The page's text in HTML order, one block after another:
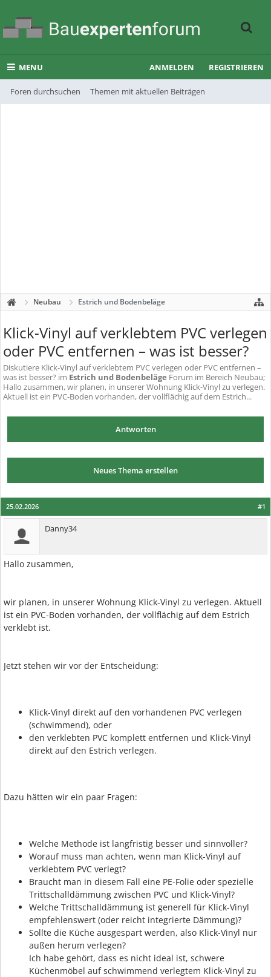
MENU
Foren durchsuchen Themen mit aktuellen Beiträgen
ANMELDEN REGISTRIEREN
Neubau Estrich und Bodenbeläge
Klick-Vinyl auf verklebtem PVC verlegen
oder PVC entfernen – was ist besser?
Diskutiere Klick-Vinyl auf verklebtem PVC verlegen oder PVC entfernen –
was ist besser? im Estrich und Bodenbeläge Forum im Bereich Neubau;
Hallo zusammen, wir planen, in unserer Wohnung Klick-Vinyl zu verlegen.
Aktuell ist ein PVC-Boden vorhanden, der vollflächig auf dem Estrich...
Antworten
Neues Thema erstellen
#1
25.02.2026
Danny34
Hallo zusammen,
wir planen, in unserer Wohnung Klick-Vinyl zu verlegen. Aktuell
ist ein PVC-Boden vorhanden, der vollflächig auf dem Estrich
verklebt ist.
Jetzt stehen wir vor der Entscheidung:
Klick-Vinyl direkt auf den vorhandenen PVC verlegen
(schwimmend), oder
den verklebten PVC komplett entfernen und Klick-Vinyl
direkt auf den Estrich verlegen.
Dazu hätten wir ein paar Fragen:
Welche Methode ist langfristig besser und sinnvoller?
Worauf muss man achten, wenn man Klick-Vinyl auf
verklebtem PVC verlegt?
Braucht man in diesem Fall eine PE-Folie oder spezielle
Trittschalldämmung zwischen PVC und Klick-Vinyl?
Welche Trittschalldämmung ist generell für Klick-Vinyl
empfehlenswert (oder reicht integrierte Dämmung)?
Sollte die Küche ausgespart werden, also Klick-Vinyl nur
außen herum verlegen?
Ich habe gehört, dass es nicht ideal ist, schwere
Küchenmöbel auf schwimmend verlegtem Klick-Vinyl zu